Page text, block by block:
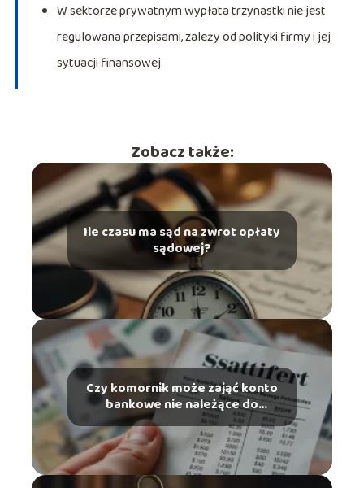
W sektorze prywatnym wypłata trzynastki nie jest
regulowana przepisami, zależy od polityki firmy i jej
sytuacji finansowej.
Zobacz także:
Ile czasu ma sąd na zwrot opłaty
sądowej?
Czy komornik może zająć konto
bankowe nie należące do
dłużnika?